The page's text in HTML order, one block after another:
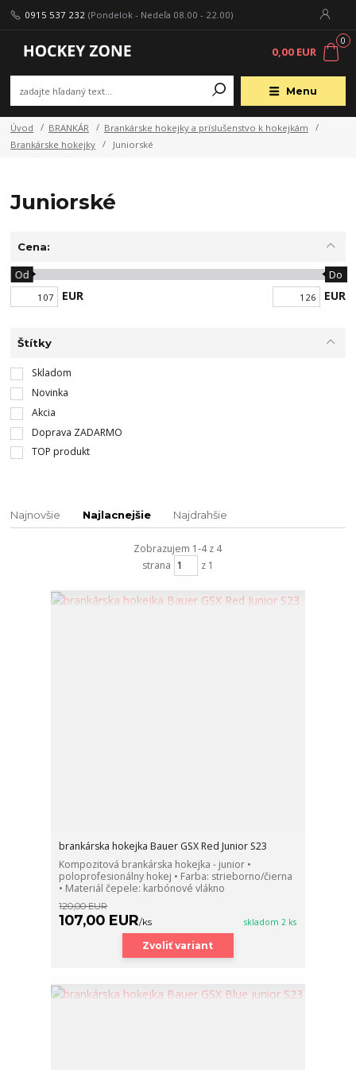
Menu
0915 537 232 (Pondelok - Nedeľa 08.00 - 22.00)
0
0,00 EUR
Úvod BRANKÁR
Brankárske hokejky a príslušenstvo k hokejkám
Brankárske hokejky
Juniorské
Juniorské
Cena:
EUR
Od Do
EUR
Štítky
Skladom
Novinka
Akcia
Doprava ZADARMO
TOP produkt
Najnovšie Najlacnejšie Najdrahšie
Zobrazujem 1-4 z 4
strana
z 1
brankárska hokejka Bauer GSX Red Junior S23
Kompozitová brankárska hokejka - junior •
poloprofesionálny hokej • Farba: strieborno/čierna
• Materiál čepele: karbónové vlákno
120,00 EUR
107,00 EUR/ks skladom 2 ks
Zvoliť variant